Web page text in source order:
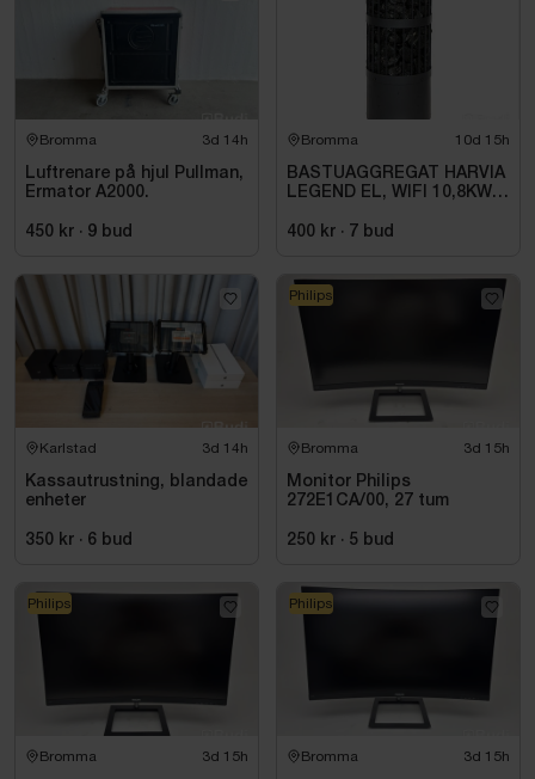
Bromma 3d 14h
Luftrenare på hjul Pullman,
Ermator A2000.
450 kr · 9 bud
Bromma 10d 15h
BASTUAGGREGAT HARVIA
LEGEND EL, WIFI 10,8KW
400 kr · 7 bud
Karlstad 3d 14h
Kassautrustning, blandade
enheter
350 kr · 6 bud
Bromma 3d 15h
Monitor Philips
272E1CA/00, 27 tum
250 kr · 5 bud
Philips
Bromma 3d 15h
Philips
Bromma 3d 15h
Philips